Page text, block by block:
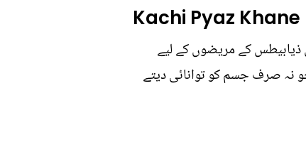
Kachi Pyaz Khane
ذیابیطس کے مریضوں کے لیے
نہ صرف جسم کو توانائی دیتے